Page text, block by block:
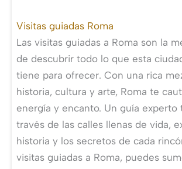
Visitas guiadas Roma
Las visitas guiadas a Roma son la
de descubrir todo lo que esta
tiene para ofrecer. Con una rica
historia, cultura y arte, Roma te
energía y encanto. Un guía experto
través de las calles llenas de vida,
historia y los secretos de cada
visitas guiadas a Roma, puedes